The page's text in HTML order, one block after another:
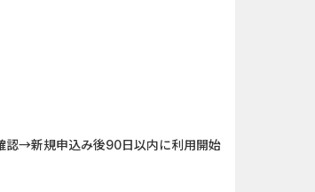
→新規申込み後90日以内に利用開始